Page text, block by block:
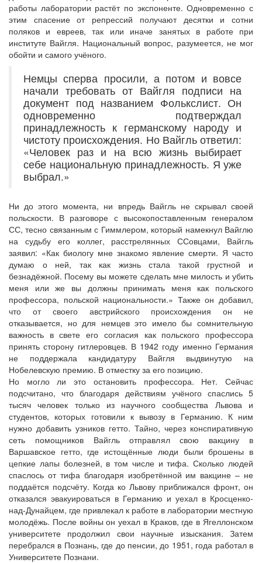
работы лаборатории растёт по экспоненте. Одновременно с
этим спасение от репрессий получают десятки и сотни
поляков и евреев, так или иначе занятых в работе при
институте Вайгля. Национальный вопрос, разумеется, не мог
обойти и самого учёного.
Немцы сперва просили, а потом и вовсе
начали требовать от Вайгля подписи на
документ под названием Фолькслист. Он
одновременно подтверждал
принадлежность к германскому народу и
чистоту происхождения. Но Вайгль ответил:
«Человек раз и на всю жизнь выбирает
себе национальную принадлежность. Я уже
выбрал.»
Ни до этого момента, ни впредь Вайгль не скрывал своей
польскости. В разговоре с высокопоставленным генералом
СС, тесно связанным с Гиммлером, который намекнул Вайглю
на судьбу его коллег, расстрелянных ССовцами, Вайгль
заявил: «Как биологу мне знакомо явление смерти. Я часто
думаю о ней, так как жизнь стала такой грустной и
безнадёжной. Посему вы можете сделать мне милость и убить
меня или же вы должны принимать меня как польского
профессора, польской национальности.» Также он добавил,
что от своего австрийского происхождения он не
отказывается, но для немцев это имело бы сомнительную
важность в свете его согласия как польского профессора
принять сторону гитлеровцев. В 1942 году именно Германия
не поддержала кандидатуру Вайгля выдвинутую на
Нобелевскую премию. В отместку за его позицию.
Но могло ли это остановить профессора. Нет. Сейчас
подсчитано, что благодаря действиям учёного спаслись 5
тысяч человек только из научного сообщества Львова и
студентов, которых готовили к вывозу в Германию. К ним
нужно добавить узников гетто. Тайно, через конспиративную
сеть помощников Вайгль отправлял свою вакцину в
Варшавское гетто, где истощённые люди были брошены в
цепкие лапы болезней, в том числе и тифа. Сколько людей
спаслось от тифа благодаря изобретённой им вакцине – не
поддаётся подсчёту. Когда ко Львову приближался фронт, он
отказался эвакуироваться в Германию и уехал в Кросценко-
над-Дунайцем, где привлекал к работе в лаборатории местную
молодёжь. После войны он уехал в Краков, где в Ягеллонском
университете продолжил свои научные изыскания. Затем
перебрался в Познань, где до пенсии, до 1951, года работал в
Университете Познани.